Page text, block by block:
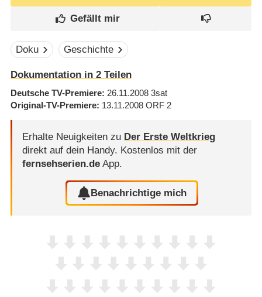
Doku Geschichte
Dokumentation in 2 Teilen
Deutsche TV-Premiere 26.11.2008 3sat
Original-TV-Premiere 13.11.2008 ORF 2
Erhalte Neuigkeiten zu Der Erste Weltkrieg
direkt auf dein Handy. Kostenlos mit der
fernsehserien.deApp.
Benachrichtige mich